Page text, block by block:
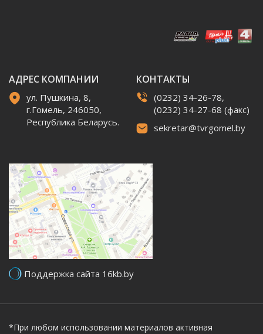
АДРЕС КОМПАНИИ
ул. Пушкина, 8,
г.Гомель, 246050,
Республика Беларусь.
КОНТАКТЫ
(0232) 34-26-78,
(0232) 34-27-68 (факс)
sekretar@tvrgomel.by
Поддержка сайта 16kb.by
*При любом использовании материалов активная